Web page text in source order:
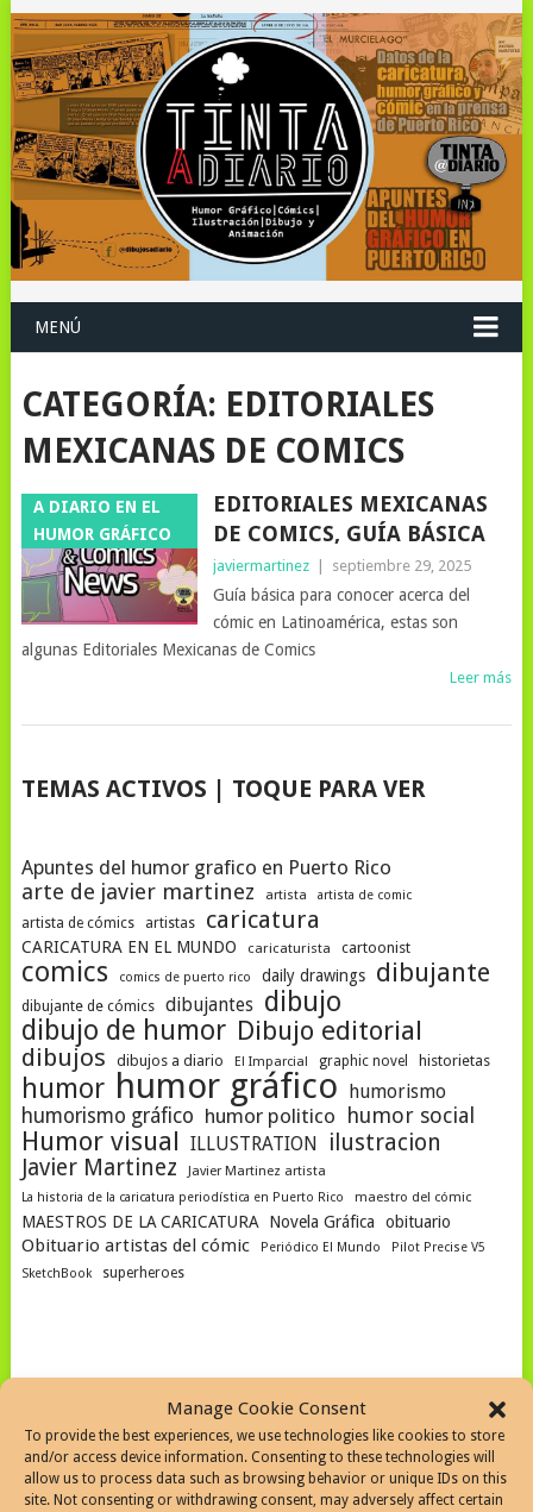
Manage Cookie Consent
To provide the best experiences, we use technologies like cookies to store
and/or access device information. Consenting to these technologies will
allow us to process data such as browsing behavior or unique IDs on this
site. Not consenting or withdrawing consent, may adversely affect certain
MENÚ
CATEGORÍA: EDITORIALES
MEXICANAS DE COMICS
A DIARIO EN EL
HUMOR GRÁFICO
EDITORIALES MEXICANAS
DE COMICS, GUÍA BÁSICA
javiermartinez septiembre 29, 2025
Guía básica para conocer acerca del
cómic en Latinoamérica, estas son
algunas Editoriales Mexicanas de Comics
Leer más
NAVEGACIÓN
TEMAS ACTIVOS | TOQUE PARA VER
Apuntes del humor grafico en Puerto Rico
arte de javier martinez artista artista de comic
artista de cómics artistas caricatura
CARICATURA EN EL MUNDO caricaturista cartoonist
comics comics de puerto rico daily drawings dibujante
dibujante de cómics dibujantes dibujo
dibujo de humor Dibujo editorial
dibujos dibujos a diario El Imparcial graphic novel historietas
humor humor gráfico humorismo
humorismo gráfico humor politico humor social
Humor visual ILLUSTRATION
ilustracion
Javier Martinez
Javier Martinez artista
La historia de la caricatura periodística en Puerto Rico
maestro del cómic
MAESTROS DE LA CARICATURA Novela Gráfica obituario
Obituario artistas del cómic Periódico El Mundo
Pilot Precise V5
SketchBook
superheroes